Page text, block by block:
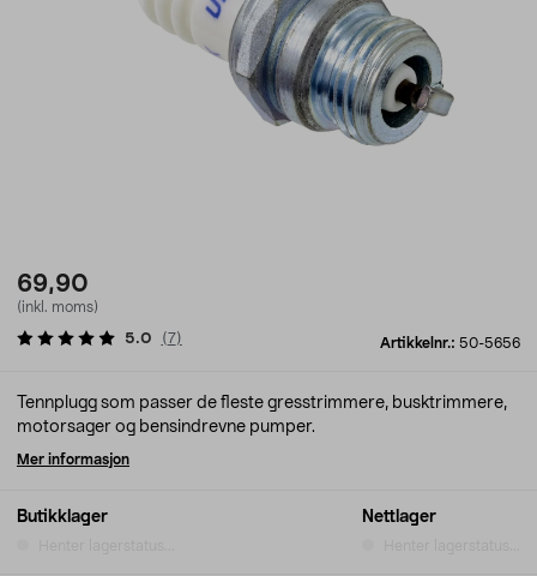
69,90
(inkl. moms)
Artikkelnr.: 50-5656
5.0 (7)
Butikklager Nettlager
Tennplugg som passer de fleste gresstrimmere, busktrimmere,
motorsager og bensindrevne pumper.
Mer informasjon